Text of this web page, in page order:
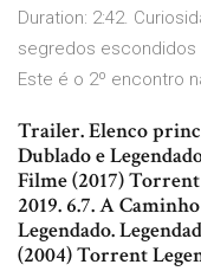
Duration: 2:42.
segredos escondidos
Este é o 2º encontro
Trailer. Elenco
Dublado e
Filme (2017)
2019. 6.7. A
Legendado.
(2004) Torrent